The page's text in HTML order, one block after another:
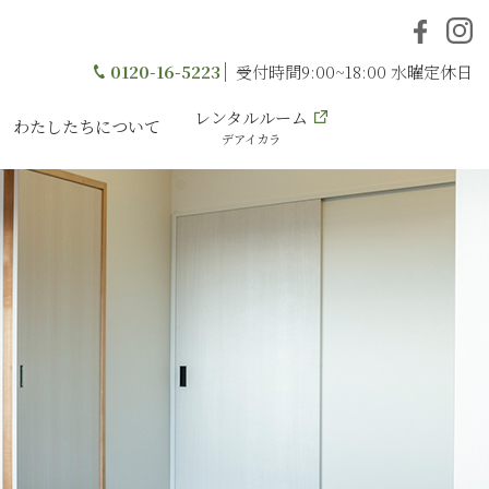
0120-16-5223 受付時間9:00~18:00 水曜定休日
わたしたちについて レンタルルーム
デアイカラ